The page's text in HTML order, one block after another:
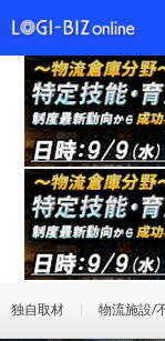
独自取材 物流施設/